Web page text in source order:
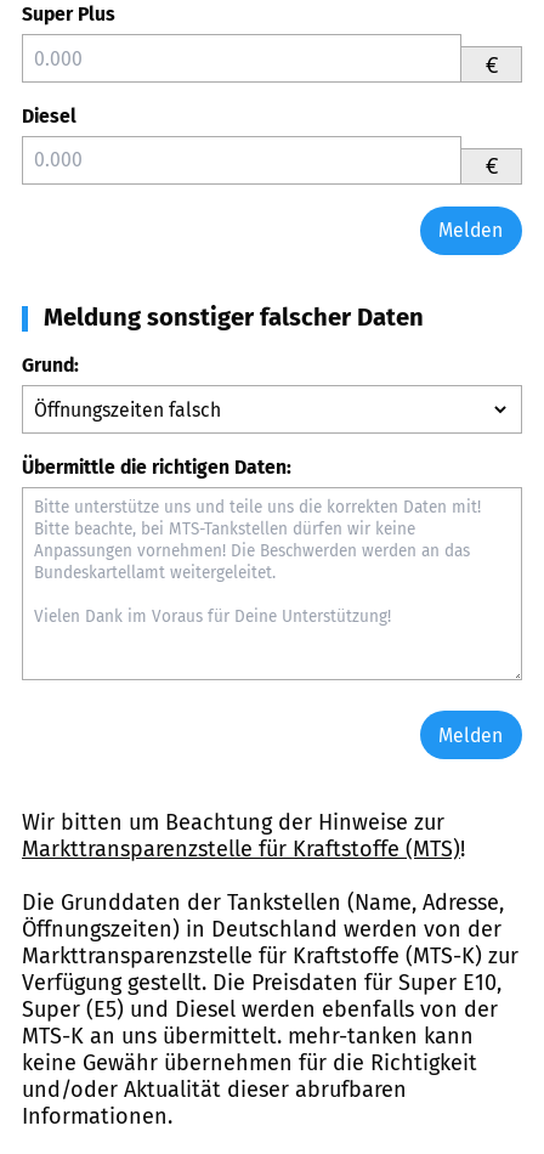
Super Plus
€
Diesel
€
Melden
Meldung sonstiger falscher Daten
Grund:
Übermittle die richtigen Daten:
Melden
Wir bitten um Beachtung der Hinweise zur
Markttransparenzstelle für Kraftstoffe (MTS)!
Die Grunddaten der Tankstellen (Name, Adresse,
Öffnungszeiten) in Deutschland werden von der
Markttransparenzstelle für Kraftstoffe (MTS-K) zur
Verfügung gestellt. Die Preisdaten für Super E10,
Super (E5) und Diesel werden ebenfalls von der
MTS-K an uns übermittelt. mehr-tanken kann
keine Gewähr übernehmen für die Richtigkeit
und/oder Aktualität dieser abrufbaren
Informationen.